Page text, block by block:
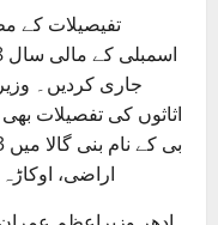
تفیصیلات کے
جاری کردیں۔
اثاثوں کی تفصیلات
اراضی، اوکاڑہ میں 266 کنال